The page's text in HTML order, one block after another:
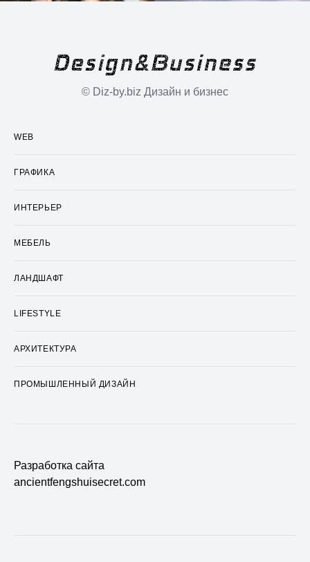
© Diz-by.biz Дизайн и бизнес
WEB
ГРАФИКА
ИНТЕРЬЕР
МЕБЕЛЬ
ЛАНДШАФТ
LIFESTYLE
АРХИТЕКТУРА
ПРОМЫШЛЕННЫЙ ДИЗАЙН
Разработка сайта
ancientfengshuisecret.com